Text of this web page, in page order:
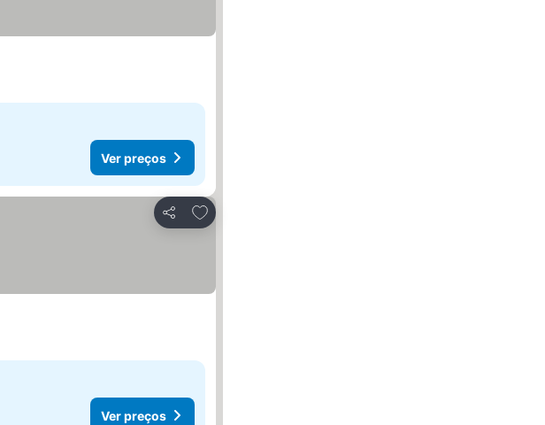
Ver preços
Partilhar
Adicionar aos favoritos
Ver preços